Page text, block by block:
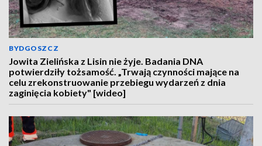
BYDGOSZCZ
Jowita Zielińska z Lisin nie żyje. Badania DNA
potwierdziły tożsamość. „Trwają czynności mające na
celu zrekonstruowanie przebiegu wydarzeń z dnia
zaginięcia kobiety" [wideo]